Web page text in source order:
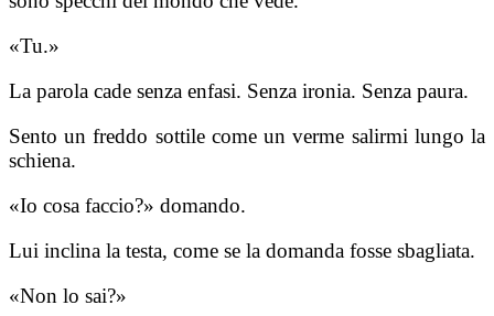
«Tu.»
La parola cade senza enfasi. Senza ironia. Senza paura.
Sento un freddo sottile come un verme salirmi lungo la
schiena.
«Io cosa faccio?» domando.
Lui inclina la testa, come se la domanda fosse sbagliata.
«Non lo sai?»